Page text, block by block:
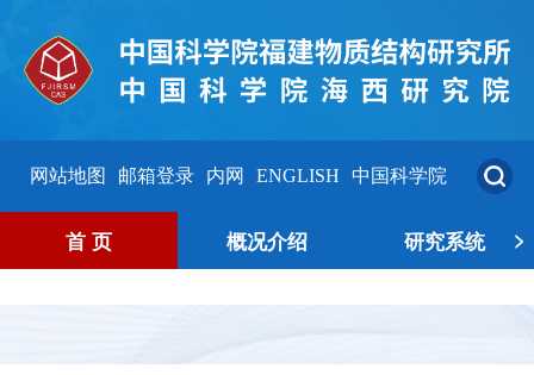
网站地图 邮箱登录 内网 ENGLISH 中国科学院
首 页 概况介绍 研究系统 >